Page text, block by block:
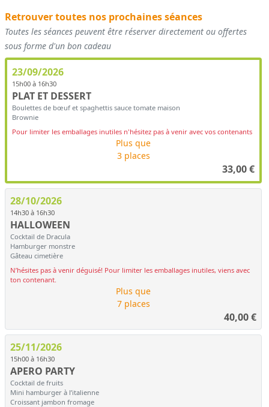
Retrouver toutes nos prochaines séances
Toutes les séances peuvent être réserver directement ou offertes
sous forme d'un bon cadeau
23/09/2026
15h00 à 16h30
PLAT ET DESSERT
Boulettes de bœuf et spaghettis sauce tomate maison
Brownie
Pour limiter les emballages inutiles n'hésitez pas à venir avec vos contenants
Plus que
3 places
33,00€
28/10/2026
14h30 à 16h30
HALLOWEEN
Cocktail de Dracula
Hamburger monstre
Gâteau cimetière
N’hésites pas à venir déguisé! Pour limiter les emballages inutiles, viens avec
ton contenant.
Plus que
7 places
40,00€
25/11/2026
15h00 à 16h30
APERO PARTY
Cocktail de fruits
Mini hamburger à l’italienne
Croissant jambon fromage